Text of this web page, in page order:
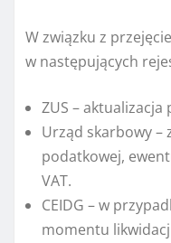
W związku z
w następujących
ZUS – aktualizacja
Urząd skarbowy –
podatkowej,
VAT.
CEIDG – w
momentu